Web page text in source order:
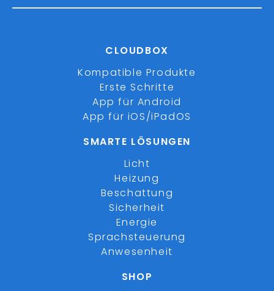
CLOUDBOX
Kompatible Produkte
Erste Schritte
App für Android
App für iOS/iPadOS
SMARTE LÖSUNGEN
Licht
Heizung
Beschattung
Sicherheit
Energie
Sprachsteuerung
Anwesenheit
SHOP